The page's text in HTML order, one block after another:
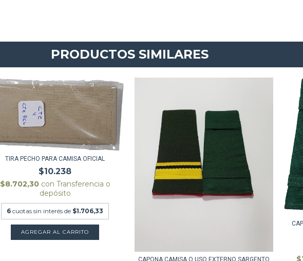
PRODUCTOS SIMILARES
TIRA PECHO PARA CAMISA OFICIAL
$10.238
$8.702,30 con Transferencia o
depósito
6 cuotas sin interés de $1.706,33
AGREGAR AL CARRITO
CAPONA CAMISA O USO EXTERNO SARGENTO